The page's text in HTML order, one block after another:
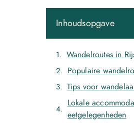
Inhoudsopgave
Wandelroutes in
Populaire
Tips voor
Lokale
eetgelegenheden